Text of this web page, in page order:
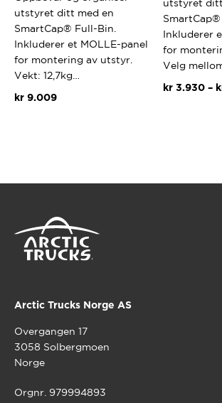
utstyret ditt med en
SmartCap® Full-Bin.
Inkluderer et MOLLE-panel
for montering av utstyr.
Vekt: 12,7kg…
kr9.009
varianter.
utstyret
SmartCap®
Inkluderer
for
Velg
kr 3.930 –
Arctic Trucks Norge AS
Overgangen 17
3058 Solbergmoen
Norge
Orgnr. 979994893